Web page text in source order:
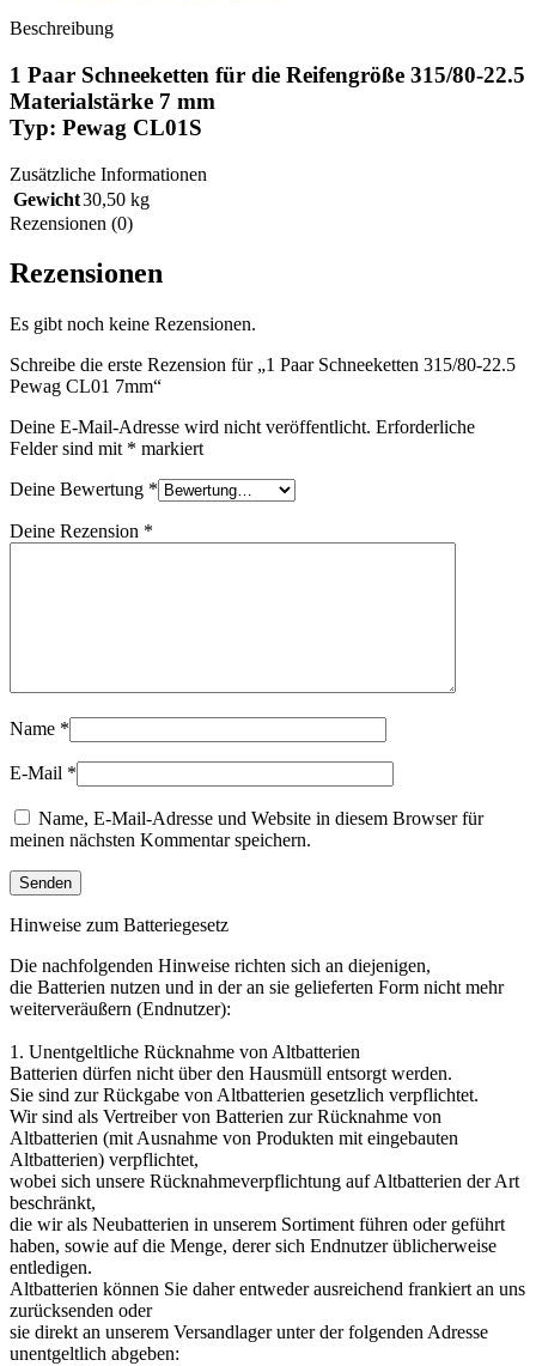
Beschreibung
1 Paar Schneeketten für die Reifengröße 315/80-22.5
Materialstärke 7 mm
Typ: Pewag CL01S
Zusätzliche Informationen
Gewicht30,50 kg
Rezensionen (0)
Rezensionen
Es gibt noch keine Rezensionen.
Schreibe die erste Rezension für „1 Paar Schneeketten 315/80-22.5
Pewag CL01 7mm“
Deine E-Mail-Adresse wird nicht veröffentlicht. Erforderliche
Felder sind mit * markiert
Deine Bewertung *
Deine Rezension *
Name *
E-Mail *
Name, E-Mail-Adresse und Website in diesem Browser für
meinen nächsten Kommentar speichern.
Hinweise zum Batteriegesetz
Die nachfolgenden Hinweise richten sich an diejenigen,
die Batterien nutzen und in der an sie gelieferten Form nicht mehr
weiterveräußern (Endnutzer):
1. Unentgeltliche Rücknahme von Altbatterien
Batterien dürfen nicht über den Hausmüll entsorgt werden.
Sie sind zur Rückgabe von Altbatterien gesetzlich verpflichtet.
Wir sind als Vertreiber von Batterien zur Rücknahme von
Altbatterien (mit Ausnahme von Produkten mit eingebauten
Altbatterien) verpflichtet,
wobei sich unsere Rücknahmeverpflichtung auf Altbatterien der Art
beschränkt,
die wir als Neubatterien in unserem Sortiment führen oder geführt
haben, sowie auf die Menge, derer sich Endnutzer üblicherweise
entledigen.
Altbatterien können Sie daher entweder ausreichend frankiert an uns
zurücksenden oder
sie direkt an unserem Versandlager unter der folgenden Adresse
unentgeltlich abgeben: